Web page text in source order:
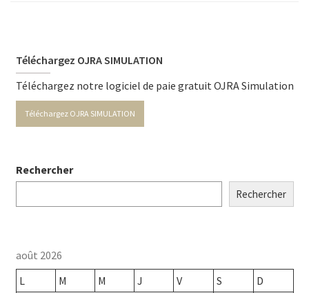
Téléchargez OJRA SIMULATION
Téléchargez notre logiciel de paie gratuit OJRA Simulation
Téléchargez OJRA SIMULATION
Rechercher
Rechercher
août 2026
L
M M J V S D